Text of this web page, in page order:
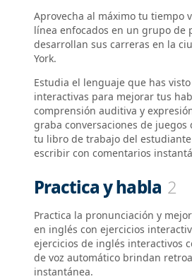
Aprovecha al máximo tu tiempo
línea enfocados en un grupo de
desarrollan sus carreras en la
York.
Estudia el lenguaje que has
interactivas para mejorar tus
comprensión auditiva y
graba conversaciones de juegos
tu libro de trabajo del
escribir con comentarios
Practica y habla 2
Practica la pronunciación y
en inglés con ejercicios
ejercicios de inglés interactivos
de voz automático brindan
instantánea.